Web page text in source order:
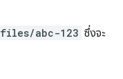
files/abc-123 ซึ่งจะ